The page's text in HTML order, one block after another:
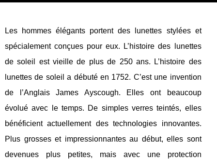
Les hommes élégants portent des lunettes stylées et
spécialement conçues pour eux. L’histoire des lunettes
de soleil est vieille de plus de 250 ans. L’histoire des
lunettes de soleil a débuté en 1752. C’est une invention
de l’Anglais James Ayscough. Elles ont beaucoup
évolué avec le temps. De simples verres teintés, elles
bénéficient actuellement des technologies innovantes.
Plus grosses et impressionnantes au début, elles sont
devenues plus petites, mais avec une protection